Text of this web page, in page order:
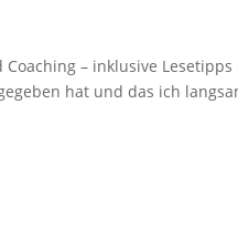
– inklusive Lesetipps
hat und das ich